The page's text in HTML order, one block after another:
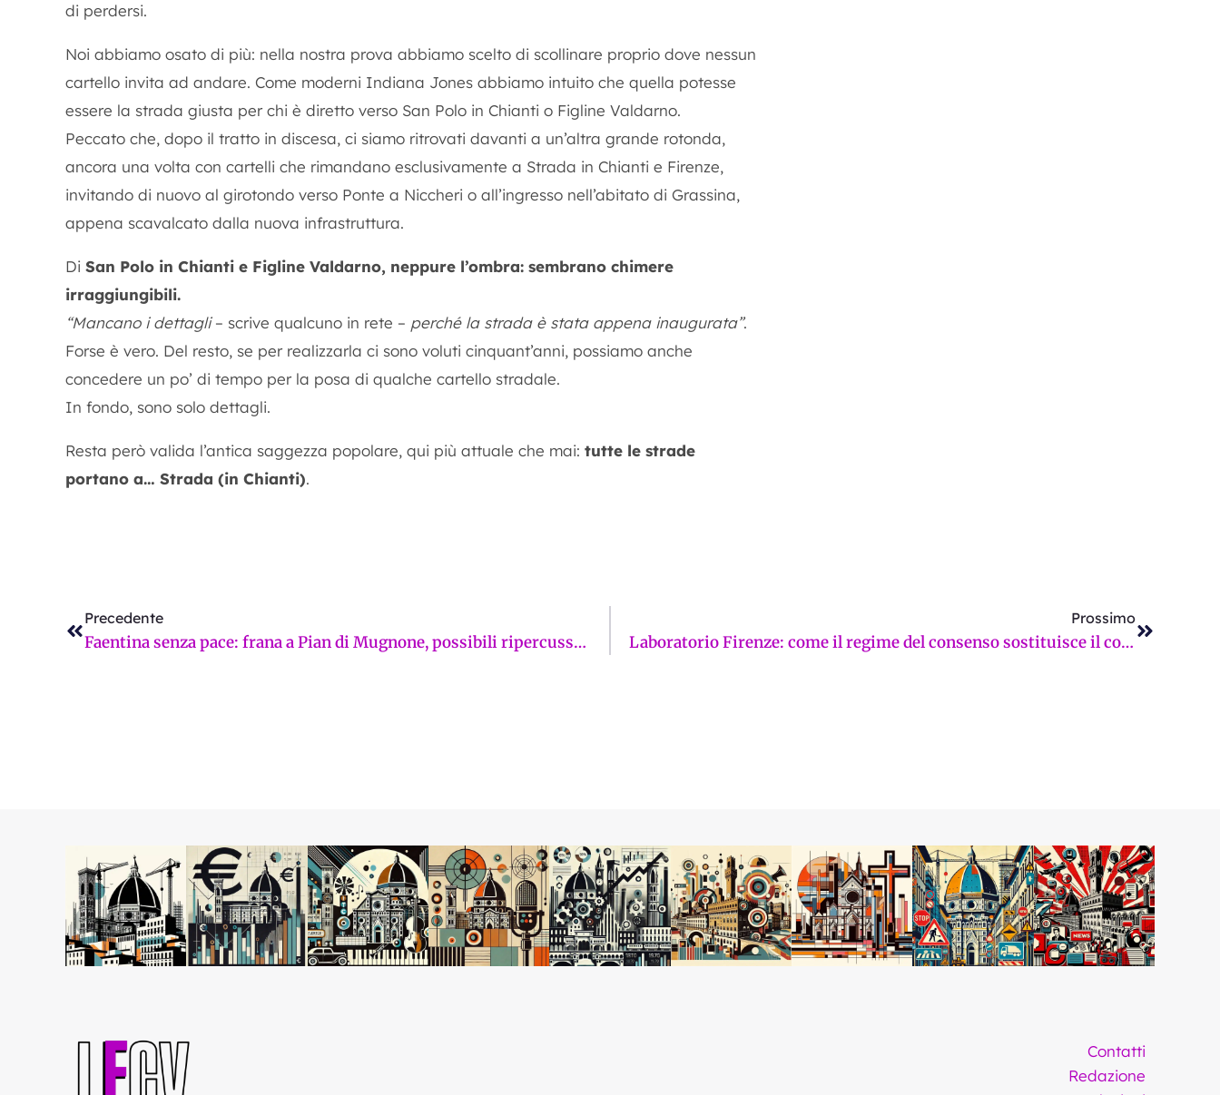
di perdersi.
Noi abbiamo osato di più: nella nostra prova abbiamo scelto di scollinare proprio dove nessun
cartello invita ad andare. Come moderni Indiana Jones abbiamo intuito che quella potesse
essere la strada giusta per chi è diretto verso San Polo in Chianti o Figline Valdarno.
Peccato che, dopo il tratto in discesa, ci siamo ritrovati davanti a un’altra grande rotonda,
ancora una volta con cartelli che rimandano esclusivamente a Strada in Chianti e Firenze,
invitando di nuovo al girotondo verso Ponte a Niccheri o all’ingresso nell’abitato di Grassina,
appena scavalcato dalla nuova infrastruttura.
Di San Polo in Chianti e Figline Valdarno, neppure l’ombra: sembrano chimere
irraggiungibili.
“Mancano i dettagli– scrive qualcuno in rete – perché la strada è stata appena inaugurata”.
Forse è vero. Del resto, se per realizzarla ci sono voluti cinquant’anni, possiamo anche
concedere un po’ di tempo per la posa di qualche cartello stradale.
In fondo, sono solo dettagli.
Resta però valida l’antica saggezza popolare, qui più attuale che mai: tutte le strade
portano a… Strada (in Chianti).
Precedente
Faentina senza pace: frana a Pian di Mugnone, possibili ripercussioni a Firenze
Prossimo
Laboratorio Firenze: come il regime del consenso sostituisce il confronto democratico
Contatti
Redazione